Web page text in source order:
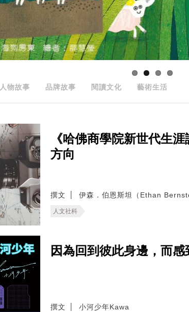
人物故事 品牌故事 閱讀文化 藝術生活
《哈佛商學院新世代生
方向
撰文 伊森．伯恩斯坦（Ethan
人文社科
因為回到彼此身邊，而
撰文 小河少年Kawa